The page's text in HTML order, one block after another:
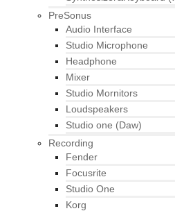
PreSonus
Audio Interface
Studio Microphone
Headphone
Mixer
Studio Mornitors
Loudspeakers
Studio one (Daw)
Recording
Fender
Focusrite
Studio One
Korg